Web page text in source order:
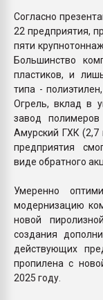
Согласно
22 предприятия,
пяти
Большинство
пластиков, и
типа -
Огрель, вклад в
завод
Амурский ГХК (2,7
предприятия
виде обратного
Умеренно
модернизацию
новой
создания
действующих
пропилена с
2025 году.